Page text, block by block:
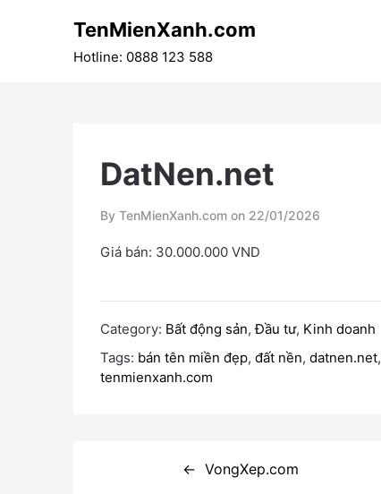
TenMienXanh.com
Hotline: 0888 123 588
DatNen.net
By TenMienXanh.com on 22/01/2026
Giá bán: 30.000.000 VND
Category: Bất động sản,Đầu tư, Kinh doanh
Tags: bán tên miền đẹp, đất nền, datnen.net,
tenmienxanh.com
VongXep.com